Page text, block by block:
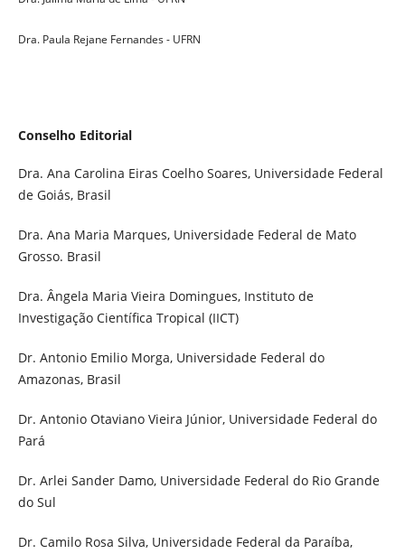
Dra. Paula Rejane Fernandes - UFRN
Conselho Editorial
Dra. Ana Carolina Eiras Coelho Soares, Universidade Federal
de Goiás, Brasil
Dra. Ana Maria Marques, Universidade Federal de Mato
Grosso. Brasil
Dra. Ângela Maria Vieira Domingues, Instituto de
Investigação Científica Tropical (IICT)
Dr. Antonio Emilio Morga, Universidade Federal do
Amazonas, Brasil
Dr. Antonio Otaviano Vieira Júnior, Universidade Federal do
Pará
Dr. Arlei Sander Damo, Universidade Federal do Rio Grande
do Sul
Dr. Camilo Rosa Silva, Universidade Federal da Paraíba,